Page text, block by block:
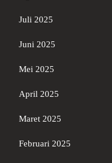
Juli 2025
Juni 2025
Mei 2025
April 2025
Maret 2025
Februari 2025